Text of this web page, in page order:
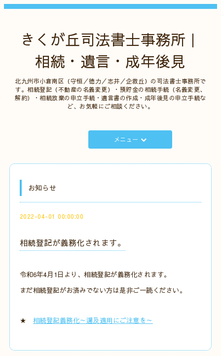
きくが丘司法書士事務所｜
相続・遺言・成年後見
北九州市小倉南区（守恒／徳力／志井／企救丘）の司法書士事務所で
す。相続登記（不動産の名義変更）・預貯金の相続手続（名義変更、
解約）・相続放棄の申立手続・遺言書の作成・成年後見の申立手続な
ど、お気軽にご相談ください。
メニュー
お知らせ
2022-04-01 00:00:00
相続登記が義務化されます。
令和6年4月1日より、相続登記が義務化されます。
まだ相続登記がお済みでない方は是非ご一読ください。
★ 相続登記義務化～遡及適用にご注意を～